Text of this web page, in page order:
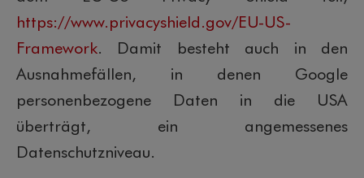
https://www.privacyshield.gov/EU-US-
Framework. Damit besteht auch in den
Ausnahmefällen, in denen Google
personenbezogene Daten in die USA
überträgt, ein angemessenes
Datenschutzniveau.